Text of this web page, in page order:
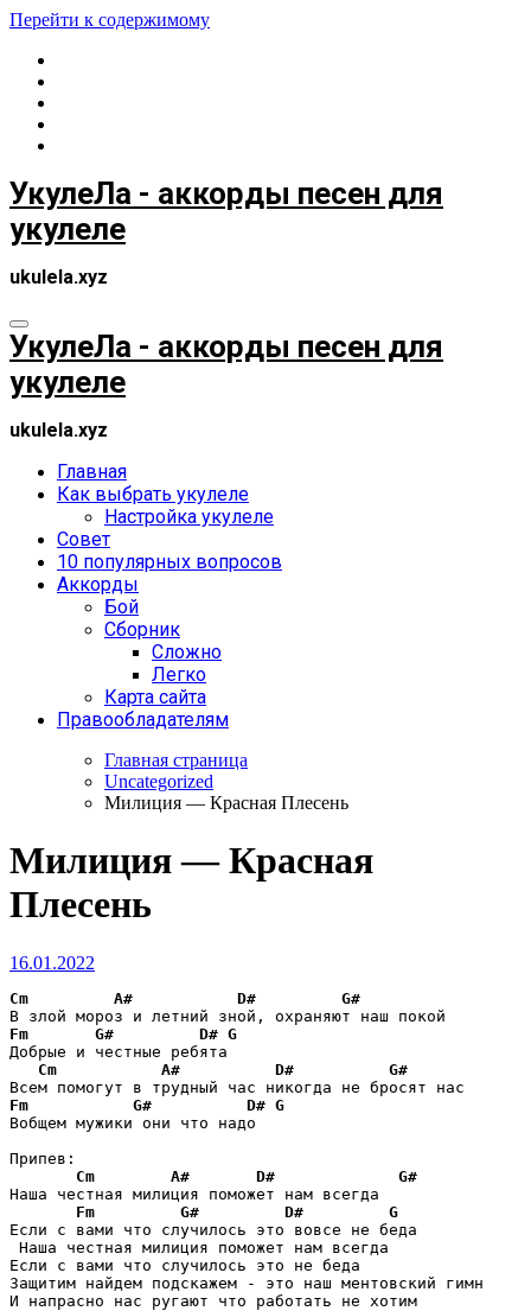
Перейти к содержимому
УкулеЛа - аккорды песен для
укулеле
ukulela.xyz
УкулеЛа - аккорды песен для
укулеле
ukulela.xyz
Главная
Как выбрать укулеле
Настройка укулеле
Совет
10 популярных вопросов
Аккорды
Бой
Сборник
Сложно
Легко
Карта сайта
Правообладателям
Главная страница
Uncategorized
Милиция — Красная Плесень
Милиция — Красная
Плесень
16.01.2022
Cm A# D#
G#
Fm
G# D# G
Добрые и честные ребята
Cm
A# D#
G#
Fm
G# D# G
Вобщем мужики они что надо
Припев:
Cm
A# D#
G#
Наша честная милиция поможет нам всегда
Fm
G# D#
G
Если с вами что случилось это вовсе не беда
Наша честная милиция поможет нам всегда
Если с вами что случилось это не беда
Защитим найдем подскажем - это наш ментовский гимн
И напрасно нас ругают что работать не хотим